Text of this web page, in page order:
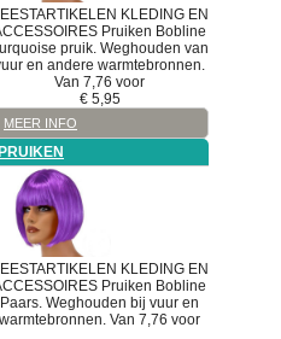
KLEDING EN
Pruiken Bobline
pruik. Weghouden van
en andere warmtebronnen.
Van 7,76 voor
€ 5,95
MEER INFO
KLEDING EN
Pruiken Bobline
Paars. Weghouden bij vuur en
warmtebronnen. Van 7,76 voor